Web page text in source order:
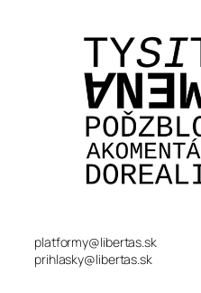
platformy@libertas.sk
prihlasky@libertas.sk